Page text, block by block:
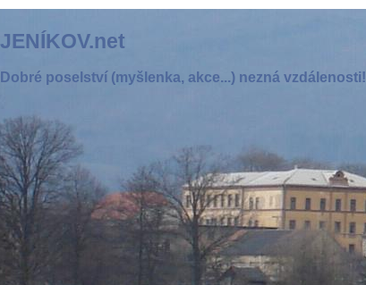
JENÍKOV.net
Dobré poselství (myšlenka, akce...) nezná vzdálenosti!